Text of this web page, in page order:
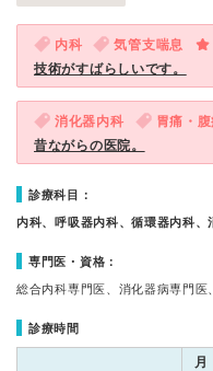
内科 気管支喘息
技術がすばらしいです。
消化器内科 胃痛・腹
昔ながらの医院。
診療科目：
内科、呼吸器内科、循環器内科
専門医・資格：
総合内科専門医、消化器病専門
診療時間
月